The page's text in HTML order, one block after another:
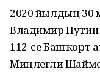
2020 йылдың 30
Владимир Путин
112-се Башҡорт
Миңлеғәли